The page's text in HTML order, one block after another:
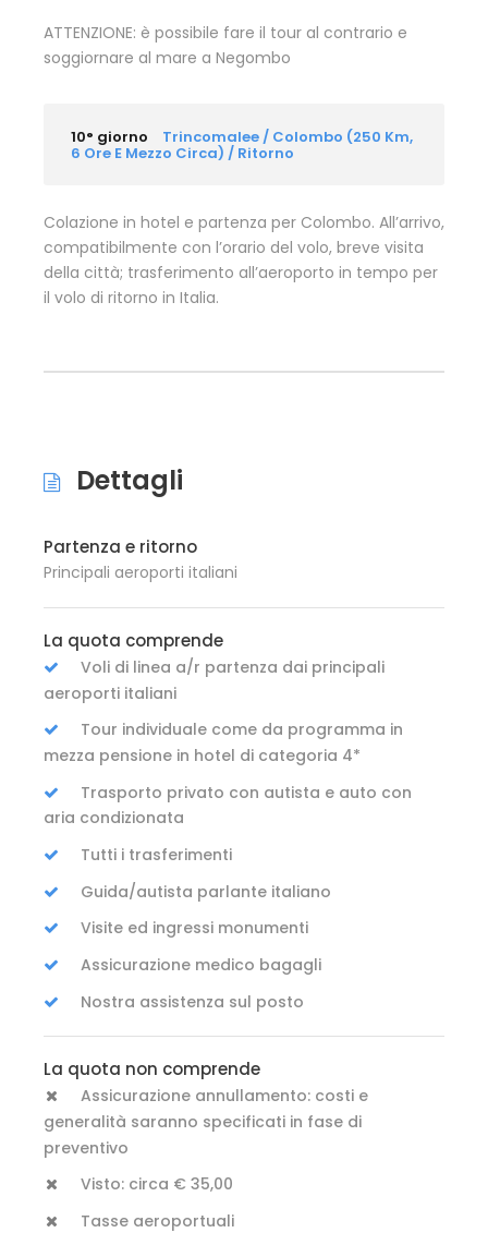
ATTENZIONE: è possibile fare il tour al contrario e
soggiornare al mare a Negombo
10° giorno Trincomalee / Colombo (250 Km,
6 Ore E Mezzo Circa) / Ritorno
Colazione in hotel e partenza per Colombo. All’arrivo,
compatibilmente con l’orario del volo, breve visita
della città; trasferimento all’aeroporto in tempo per
il volo di ritorno in Italia.
Dettagli
Partenza e ritorno
Principali aeroporti italiani
La quota comprende
Voli di linea a/r partenza dai principali
aeroporti italiani
Tour individuale come da programma in
mezza pensione in hotel di categoria 4*
Trasporto privato con autista e auto con
aria condizionata
Tutti i trasferimenti
Guida/autista parlante italiano
Visite ed ingressi monumenti
Assicurazione medico bagagli
Nostra assistenza sul posto
La quota non comprende
Assicurazione annullamento: costi e
generalità saranno specificati in fase di
preventivo
Visto: circa € 35,00
Tasse aeroportuali